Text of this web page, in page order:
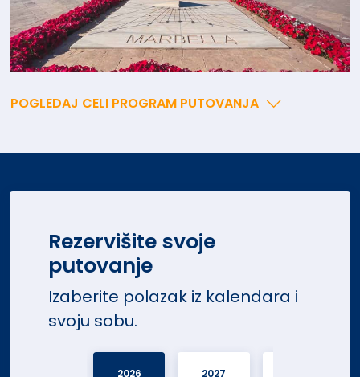
POGLEDAJ CELI PROGRAM PUTOVANJA
Rezervišite svoje
putovanje
Izaberite polazak iz kalendara i
svoju sobu.
2026 2027